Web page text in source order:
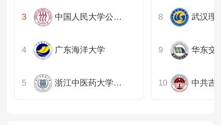
广东
重庆
中国人民大学公共管理学院（苏州）
广东海洋大学
浙江中医药大学人文社会科学学院 中共吉